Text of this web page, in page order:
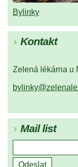
Bylinky
Kontakt
Zelená lékárna u
Mail list